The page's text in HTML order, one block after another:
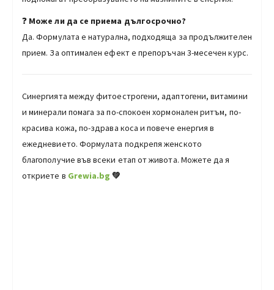
❓ Може ли да се приема дългосрочно?
Да. Формулата е натурална, подходяща за продължителен
прием. За оптимален ефект е препоръчан 3-месечен курс.
Синергията между фитоестрогени, адаптогени, витамини
и минерали помага за по-спокоен хормонален ритъм, по-
красива кожа, по-здрава коса и повече енергия в
ежедневието. Формулата подкрепя женското
благополучие във всеки етап от живота. Можете да я
откриете в Grewia.bg 💚